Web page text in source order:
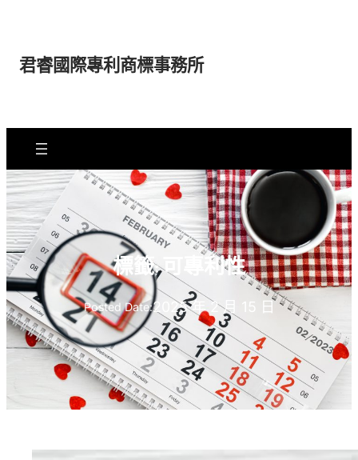
君睿國際專利商標事務所
標籤:可專利性
Posted Date:2025 年 2 月 15 日